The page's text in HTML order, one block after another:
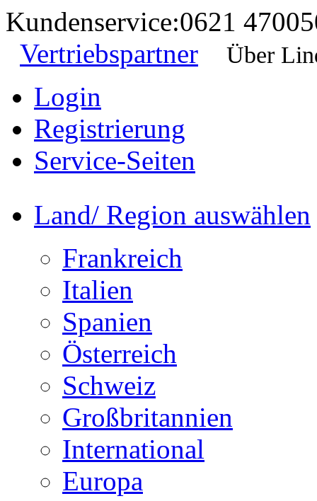
Kundenservice:0621
Vertriebspartner
Über
Login
Registrierung
Service-Seiten
Land/ Region auswählen
Frankreich
Italien
Spanien
Österreich
Schweiz
Großbritannien
International
Europa